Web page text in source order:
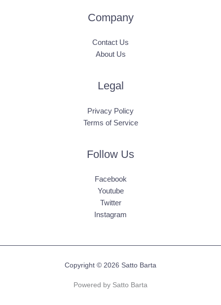
Company
Contact Us
About Us
Legal
Privacy Policy
Terms of Service
Follow Us
Facebook
Youtube
Twitter
Instagram
Copyright © 2026 Satto Barta
Powered by Satto Barta